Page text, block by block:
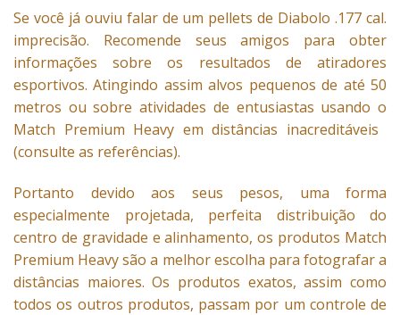
Se você já ouviu falar de um pellets de Diabolo .177 cal.
imprecisão. Recomende seus amigos para obter
informações sobre os resultados de atiradores
esportivos. Atingindo assim alvos pequenos de até 50
metros ou sobre atividades de entusiastas usando o
Match Premium Heavy em distâncias inacreditáveis ​​
(consulte as referências).
Portanto devido aos seus pesos, uma forma
especialmente projetada, perfeita distribuição do
centro de gravidade e alinhamento, os produtos Match
Premium Heavy são a melhor escolha para fotografar a
distâncias maiores. Os produtos exatos, assim como
todos os outros produtos, passam por um controle de